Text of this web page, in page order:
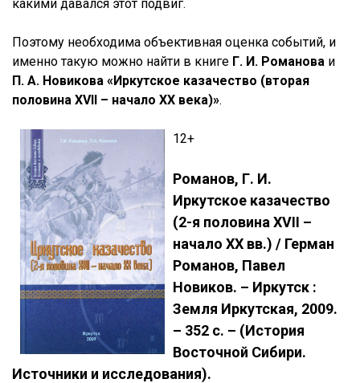
какими давался этот подвиг.
Поэтому необходима объективная оценка событий, и
именно такую можно найти в книге Г. И. Романова и
П. А. Новикова «Иркутское казачество (вторая
половина XVII – начало XX века)».
12+
Романов, Г. И.
Иркутское казачество
(2-я половина XVII –
начало XX вв.) / Герман
Романов, Павел
Новиков. – Иркутск :
Земля Иркутская, 2009.
– 352 с. – (История
Восточной Сибири.
Источники и исследования).